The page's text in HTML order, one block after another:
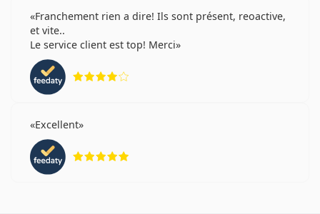
Franchement rien a dire! Ils sont présent, reoactive,
et vite..
Le service client est top! Merci
Excellent